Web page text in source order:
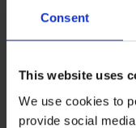
Consent
This website uses
We use cookies to
provide social
-20%